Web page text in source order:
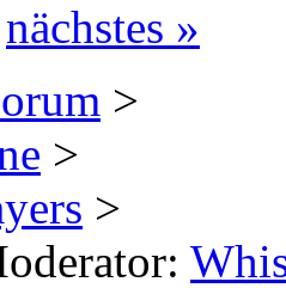
nächstes »
>
>
>